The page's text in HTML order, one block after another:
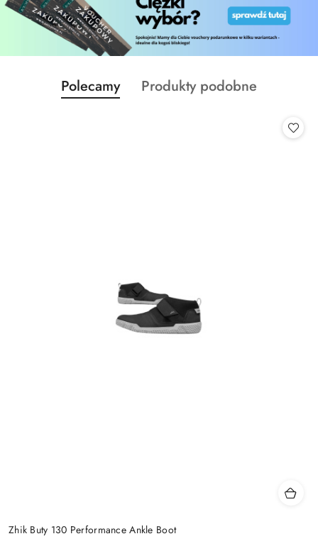
Pomiń karuzelę produktów
Produkty
o
Polecamy
Produkty
Produkty podobne
Zhik Buty 130 Performance Ankle Boot